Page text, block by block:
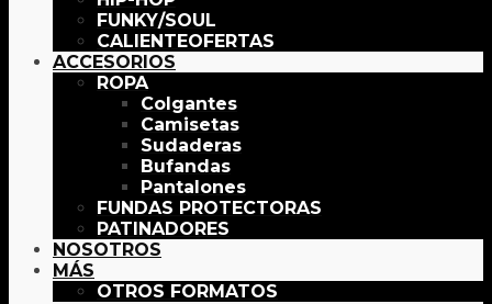
FUNKY/SOUL
OFERTAS
ACCESORIOS
ROPA
Colgantes
Camisetas
Sudaderas
Bufandas
Pantalones
FUNDAS PROTECTORAS
PATINADORES
NOSOTROS
MÁS
OTROS FORMATOS